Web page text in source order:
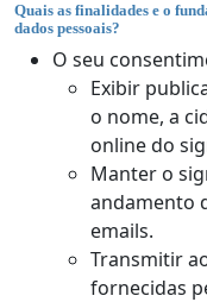
Quais as finalidades e o
dados pessoais?
O seu
Exibir
o nome, a
online do
Manter o
andamento
emails.
Transmitir
fornecidas